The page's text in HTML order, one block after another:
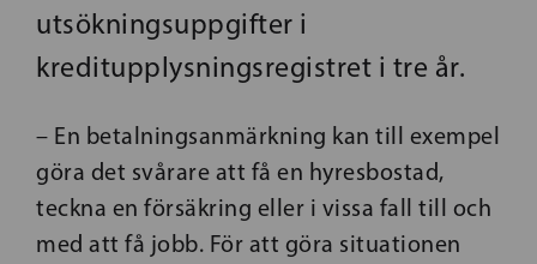
utsökningsuppgifter i
kreditupplysningsregistret i tre år.
– En betalningsanmärkning kan till exempel
göra det svårare att få en hyresbostad,
teckna en försäkring eller i vissa fall till och
med att få jobb. För att göra situationen